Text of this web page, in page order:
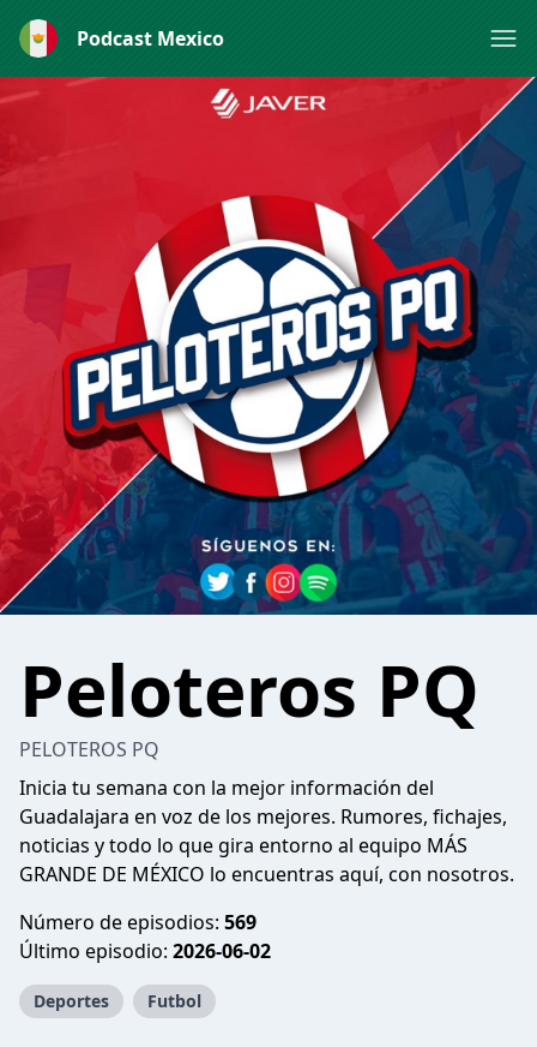
Podcast Mexico
Peloteros PQ
PELOTEROS PQ
Inicia tu semana con la mejor información del
Guadalajara en voz de los mejores. Rumores, fichajes,
noticias y todo lo que gira entorno al equipo MÁS
GRANDE DE MÉXICO lo encuentras aquí, con nosotros.
Número de episodios: 569
Último episodio: 2026-06-02
Deportes Futbol